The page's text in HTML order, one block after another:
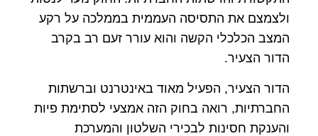
ולצמצם את התסיסה העממית בממלכה על רקע
המצב הכלכלי הקשה והוא עורר זעם רב בקרב
הדור הצעיר.
הדור הצעיר, הפעיל מאוד באינטרנט וברשתות
החברתיות, רואה בחוק הזה אמצעי לסתימת פיות
והענקת חסינות לבכירי השלטון והמערכת